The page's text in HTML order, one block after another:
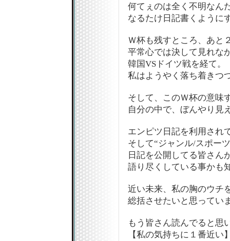
何てぇのは全く不明なん
なるたけ日記書くように
Ｗ杯も残すところ、あと
平常心では決して見れな
韓国VSドイツ戦を経て。
私はようやく落ち着きつ
そして、このＷ杯の意味
自分の中で、ぼんやり見
エンピツ日記を利用され
そして“ジャンル/スポー
日記を公開してる皆さん
語り尽くしている事かも
近い未来、私の胸のウチ
総括させたいと思ってい
もう皆さん読んでると思
【私の気持ちに１番近い